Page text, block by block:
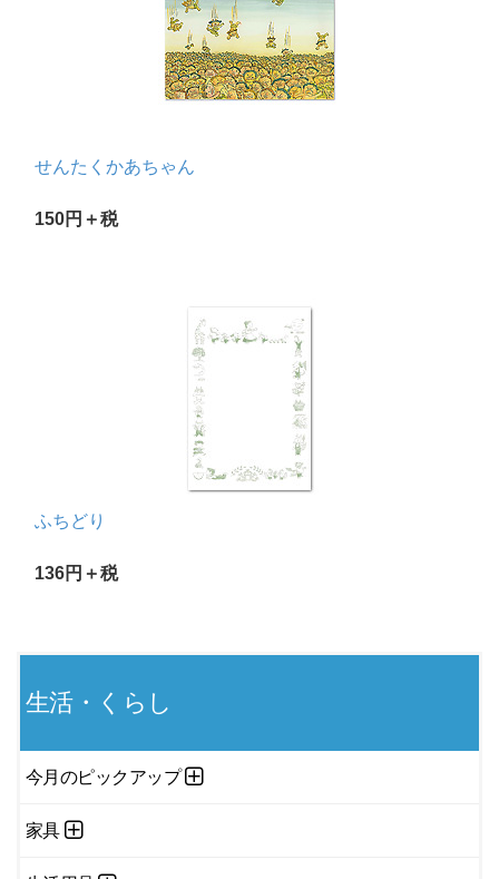
せんたくかあちゃん
150円＋税
ふちどり
136円＋税
生活・くらし
今月のピックアップ
家具